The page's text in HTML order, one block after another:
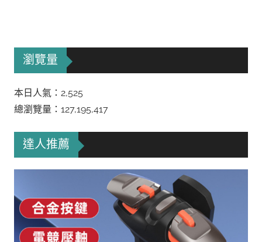
瀏覽量
本日人氣：2,525
總瀏覽量：127,195,417
達人推薦